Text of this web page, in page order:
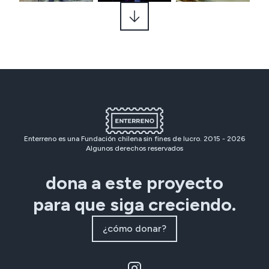
Enterreno es una Fundación chilena sin fines de lucro. 2015 - 2026
Algunos derechos reservados
dona a este proyecto
para que siga creciendo.
¿cómo donar?